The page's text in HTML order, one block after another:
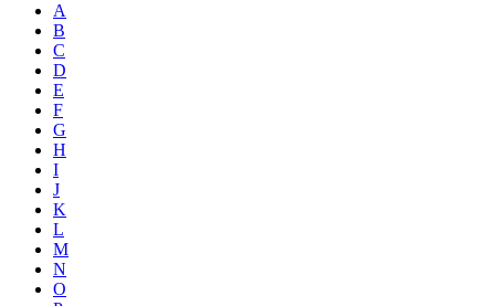
A
B
C
D
E
F
G
H
I
J
K
L
M
N
O